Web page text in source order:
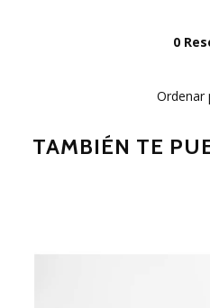
0
Ordenar
TAMBIÉN TE